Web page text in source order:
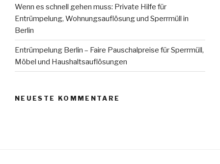
Wenn es schnell gehen muss: Private Hilfe für
Entrümpelung, Wohnungsauflösung und Sperrmüll in
Berlin
Entrümpelung Berlin – Faire Pauschalpreise für Sperrmüll,
Möbel und Haushaltsauflösungen
NEUESTE KOMMENTARE